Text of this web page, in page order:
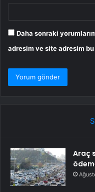
Daha sonraki
adresim ve site adresim
Araç